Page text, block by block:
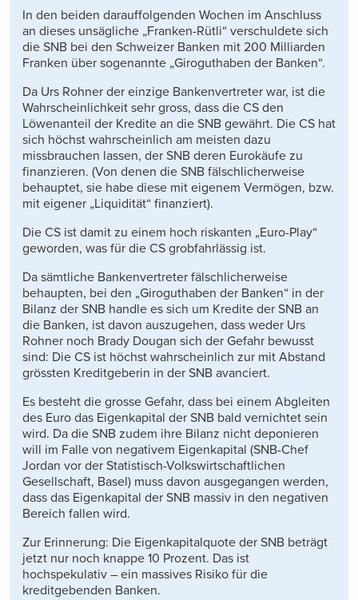
In den beiden darauffolgenden Wochen im Anschluss
an dieses unsägliche „Franken-Rütli“ verschuldete sich
die SNB bei den Schweizer Banken mit 200 Milliarden
Franken über sogenannte „Giroguthaben der Banken“.
Da Urs Rohner der einzige Bankenvertreter war, ist die
Wahrscheinlichkeit sehr gross, dass die CS den
Löwenanteil der Kredite an die SNB gewährt. Die CS hat
sich höchst wahrscheinlich am meisten dazu
missbrauchen lassen, der SNB deren Eurokäufe zu
finanzieren. (Von denen die SNB fälschlicherweise
behauptet, sie habe diese mit eigenem Vermögen, bzw.
mit eigener „Liquidität“ finanziert).
Die CS ist damit zu einem hoch riskanten „Euro-Play“
geworden, was für die CS grobfahrlässig ist.
Da sämtliche Bankenvertreter fälschlicherweise
behaupten, bei den „Giroguthaben der Banken“ in der
Bilanz der SNB handle es sich um Kredite der SNB an
die Banken, ist davon auszugehen, dass weder Urs
Rohner noch Brady Dougan sich der Gefahr bewusst
sind: Die CS ist höchst wahrscheinlich zur mit Abstand
grössten Kreditgeberin in der SNB avanciert.
Es besteht die grosse Gefahr, dass bei einem Abgleiten
des Euro das Eigenkapital der SNB bald vernichtet sein
wird. Da die SNB zudem ihre Bilanz nicht deponieren
will im Falle von negativem Eigenkapital (SNB-Chef
Jordan vor der Statistisch-Volkswirtschaftlichen
Gesellschaft, Basel) muss davon ausgegangen werden,
dass das Eigenkapital der SNB massiv in den negativen
Bereich fallen wird.
Zur Erinnerung: Die Eigenkapitalquote der SNB beträgt
jetzt nur noch knappe 10 Prozent. Das ist
hochspekulativ – ein massives Risiko für die
kreditgebenden Banken.